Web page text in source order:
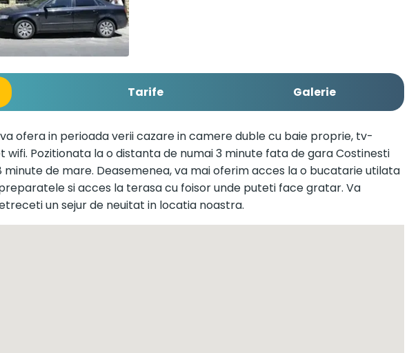
Tarife Galerie
ofera in perioada verii cazare in camere duble cu baie proprie, tv-
wifi. Pozitionata la o distanta de numai 3 minute fata de gara Costinesti
minute de mare. Deasemenea, va mai oferim acces la o bucatarie utilata
si acces la terasa cu foisor unde puteti face gratar. Va
un sejur de neuitat in locatia noastra.